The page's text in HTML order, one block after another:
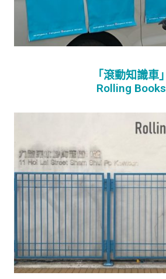
「滾動知識車」
Rolling Books